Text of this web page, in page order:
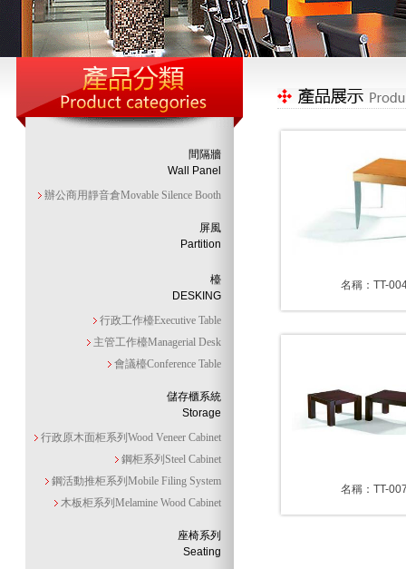
間隔牆
Wall Panel
辦公商用靜音倉Movable Silence Booth
屏風
Partition
檯
DESKING
行政工作檯Executive Table
主管工作檯Managerial Desk
會議檯Conference Table
儲存櫃系統
Storage
行政原木面柜系列Wood Veneer Cabinet
鋼柜系列Steel Cabinet
鋼活動推柜系列Mobile Filing System
木板柜系列Melamine Wood Cabinet
座椅系列
Seating
名稱：TT-
名稱：TT-